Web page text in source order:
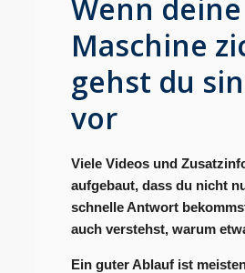
Wenn deine
Maschine
gehst du
vor
Viele Videos und
aufgebaut, dass du nicht
schnelle Antwort
auch verstehst, warum
Ein guter Ablauf ist